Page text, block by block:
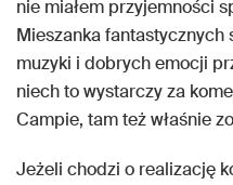
nie miałem przyjemności
Mieszanka
muzyki i dobrych emocji
niech to wystarczy za
Campie, tam też właśnie
Jeżeli chodzi o realizację